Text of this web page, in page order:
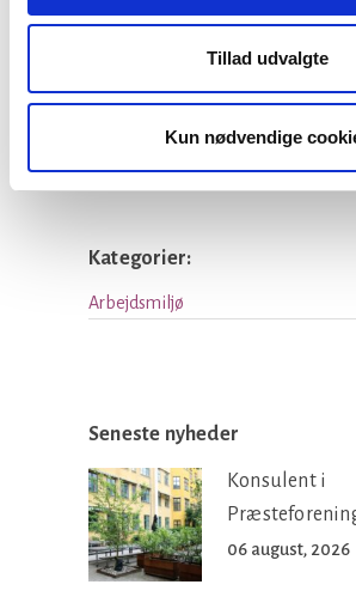
Tillad udvalgte
Kun nødvendige
skal blot oprette sin egen
x
Kategorier:
Arbejdsmiljø
Seneste nyheder
Konsulent i
06 august, 2026